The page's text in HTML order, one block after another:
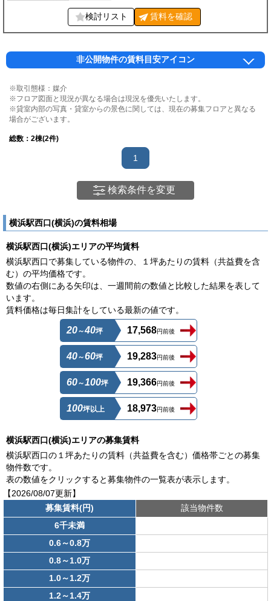
検討リスト 賃料を確認
非公開物件の賃料目安アイコン
※取引態様：媒介
※フロア図面と現況が異なる場合は現況を優先いたします。
※貸室内部の写真・貸室からの景色に関しては、現在の募集フロアと異なる
場合がございます。
総数： 2棟(2件)
1
検索条件を変更
横浜駅西口(横浜)の賃料相場
横浜駅西口(横浜)エリアの平均賃料
横浜駅西口で募集している物件の、１坪あたりの賃料（共益費を含
む）の平均価格です。
数値の右側にある矢印は、一週間前の数値と比較した結果を表して
います。
賃料価格は毎日集計をしている最新の値です。
20～40坪 17,568円前後
40～60坪 19,283円前後
60～100坪 19,366円前後
100坪以上 18,973円前後
横浜駅西口(横浜)エリアの募集賃料
横浜駅西口の１坪あたりの賃料（共益費を含む）価格帯ごとの募集
物件数です。
表の数値をクリックすると募集物件の一覧表が表示します。
【2026/08/07更新】
募集賃料(円)
該当物件数
6千未満
0.6～0.8万
0.8～1.0万
1.0～1.2万
1.2～1.4万